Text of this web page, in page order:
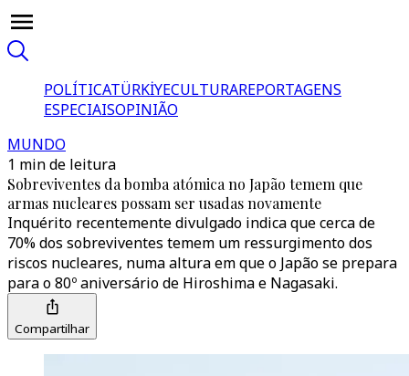
POLÍTICATÜRKİYECULTURAREPORTAGENS
ESPECIAISOPINIÃO
MUNDO
1 min de leitura
Sobreviventes da bomba atómica no Japão temem que
armas nucleares possam ser usadas novamente
Inquérito recentemente divulgado indica que cerca de
70% dos sobreviventes temem um ressurgimento dos
riscos nucleares, numa altura em que o Japão se prepara
para o 80º aniversário de Hiroshima e Nagasaki.
Compartilhar